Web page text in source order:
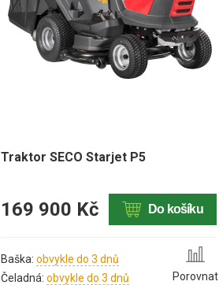
Traktor SECO Starjet P5
169 900 Kč Do košíku
Baška: obvykle do 3 dnů
Čeladná: obvykle do 3 dnů Porovnat